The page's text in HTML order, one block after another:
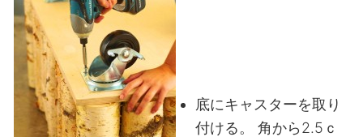
底にキャスターを取り
付ける。
角から2.5ｃ